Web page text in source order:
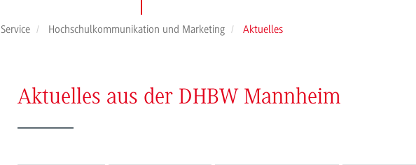
Service Hochschulkommunikation und Marketing Aktuelles
Aktuelles aus der DHBW Mannheim